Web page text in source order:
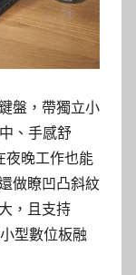
盤，帶獨立小
、手感舒
夜晚工作也能
做瞭凹凸斜紋
，且支持
型數位板融